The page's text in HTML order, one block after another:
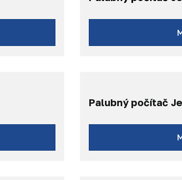
Palubný počítač